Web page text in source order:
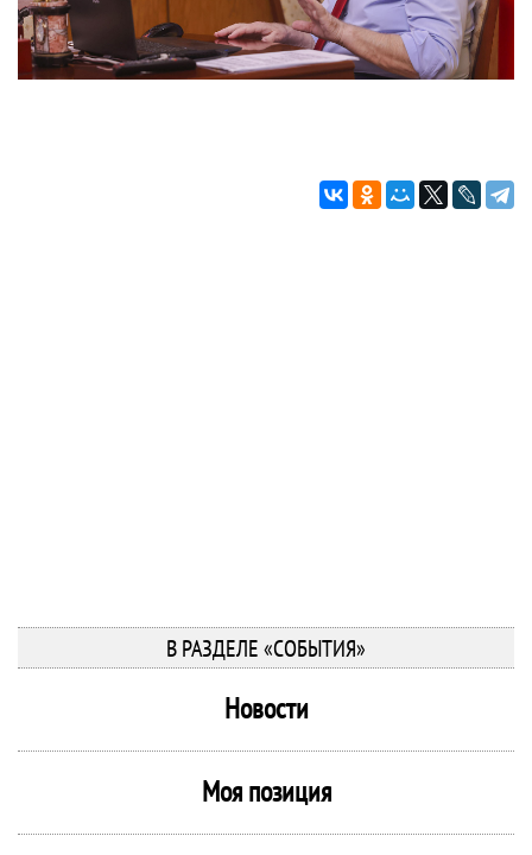
В РАЗДЕЛЕ «СОБЫТИЯ»
Новости
Моя позиция